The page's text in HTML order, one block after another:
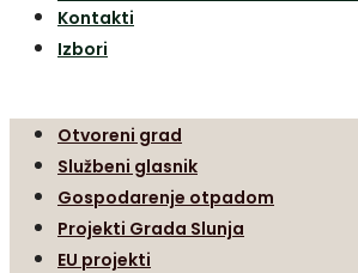
Kontakti
Izbori
Otvoreni grad
Službeni glasnik
Gospodarenje otpadom
Projekti Grada Slunja
EU projekti